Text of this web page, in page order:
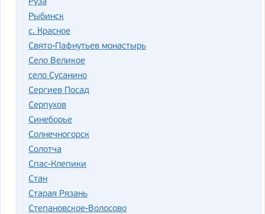
Руза
Рыбинск
с. Красное
Свято-Пафнутьев монастырь
Село Великое
село Сусанино
Сергиев Посад
Серпухов
Синеборье
Солнечногорск
Солотча
Спас-Клепики
Стан
Старая Рязань
Степановское-Волосово